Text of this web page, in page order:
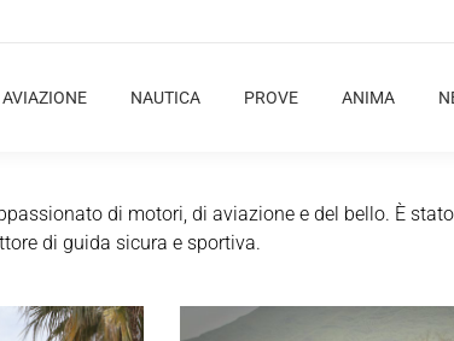
AVIAZIONE NAUTICA PROVE ANIMA
di motori, di aviazione e del bello. È
di guida sicura e sportiva.